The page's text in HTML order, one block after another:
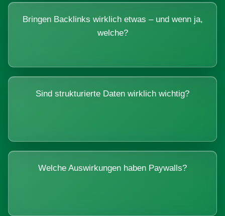
Bringen Backlinks wirklich etwas – und wenn ja,
welche?
Sind strukturierte Daten wirklich wichtig?
Welche Auswirkungen haben Paywalls?